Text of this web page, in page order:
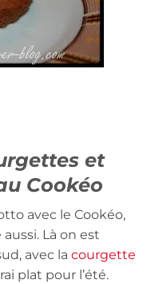
et
Cookéo
avec le Cookéo,
Là on est
avec la courgette
plat pour l’été.